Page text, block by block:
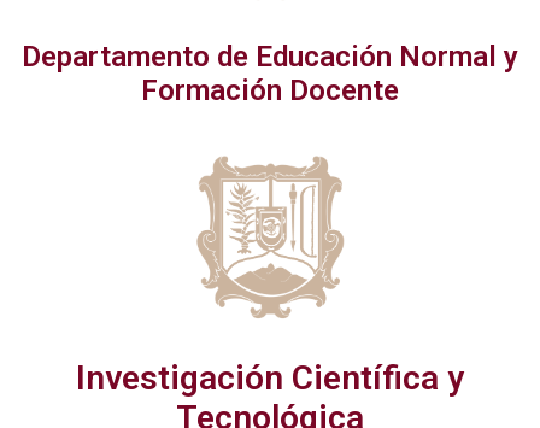
Departamento de Educación Normal y
Formación Docente
Investigación Científica y
Tecnológica